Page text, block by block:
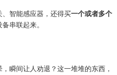
智能感应器，还得买一个或者多个
串联起来。
瞬间让人劝退？这一堆堆的东西，